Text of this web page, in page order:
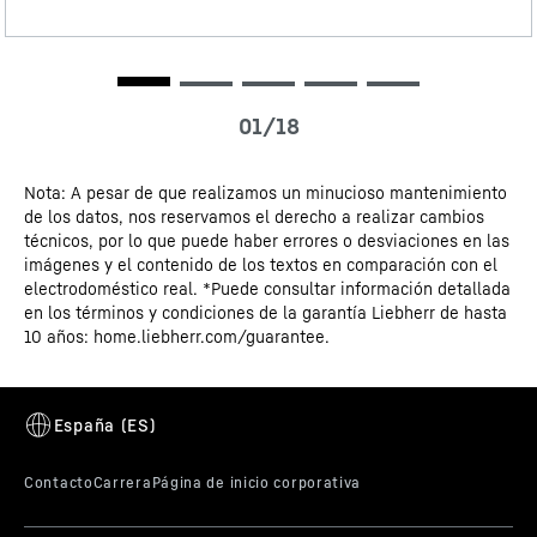
VarioSpace
¿Está buscando un lugar seguro donde guardar una
tarta helada de varios pisos hasta el día de la fiesta de
ya que sabe hacer espacio cuando hace falta. El
concepto VarioSpace permite extraer fácilmente los
distintos cajones del congelador, proporcionándole así
un espacio de almacenamiento con una altura adicional.
Certificado CE
Nota: A pesar de que realizamos un minucioso mantenimiento
de los datos, nos reservamos el derecho a realizar cambios
técnicos, por lo que puede haber errores o desviaciones en las
imágenes y el contenido de los textos en comparación con el
electrodoméstico real. *Puede consultar información detallada
en los términos y condiciones de la garantía Liebherr de hasta
10 años: home.liebherr.com/guarantee.